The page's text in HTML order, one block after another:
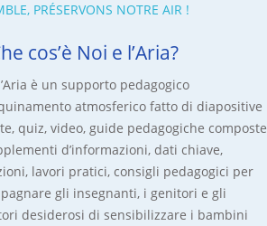
PRÉSERVONS NOTRE AIR !
cos’è Noi e l’Aria?
è un supporto pedagogico
atmosferico fatto di diapositive
quiz, video, guide pedagogiche composte
d’informazioni, dati chiave,
lavori pratici, consigli pedagogici per
gli insegnanti, i genitori e gli
desiderosi di sensibilizzare i bambini